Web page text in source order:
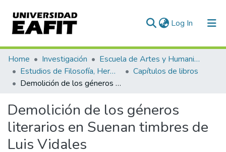
Log In (current)
Communities & Collections
All of DSpace
Home Investigación
Escuela de Artes y Humanidades
Estudios de Filosofía, Hermenéutica y Narrativas
Capítulos de libros
Demolición de los géneros literarios en Suenan timbres de Luis Vidales
Demolición de los géneros
literarios en Suenan timbres de
Luis Vidales